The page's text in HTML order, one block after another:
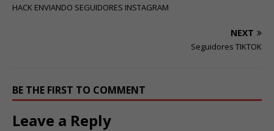
HACK ENVIANDO SEGUIDORES INSTAGRAM
NEXT
Seguidores TIKTOK
BE THE FIRST TO COMMENT
Leave a Reply